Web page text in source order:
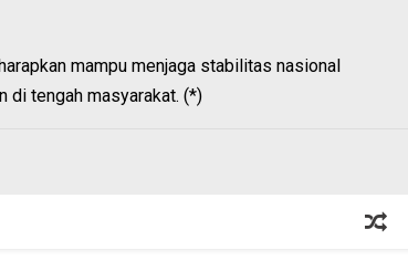
mampu menjaga stabilitas nasional
di tengah masyarakat. (*)